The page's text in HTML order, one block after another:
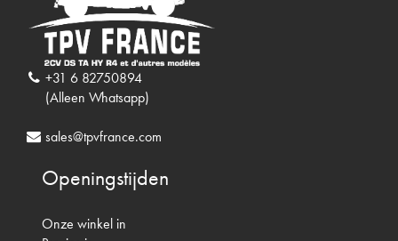
+31 6 82750894
(Alleen Whatsapp)
sales@tpvfrance.com
Openingstijden
Onze winkel in